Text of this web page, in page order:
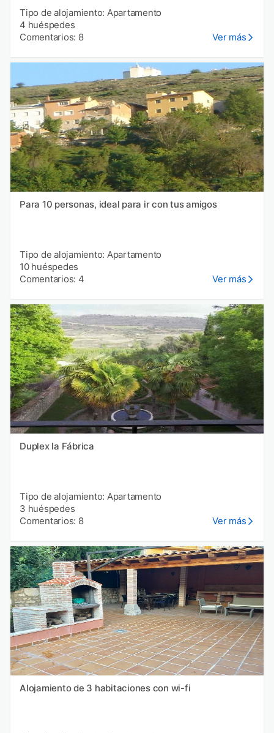
Tipo de alojamiento: Apartamento
4 huéspedes
Comentarios: 8
Ver más
Para 10 personas, ideal para ir con tus amigos
Tipo de alojamiento: Apartamento
10 huéspedes
Comentarios: 4
Ver más
Duplex la Fábrica
Tipo de alojamiento: Apartamento
3 huéspedes
Comentarios: 8
Ver más
Alojamiento de 3 habitaciones con wi-fi